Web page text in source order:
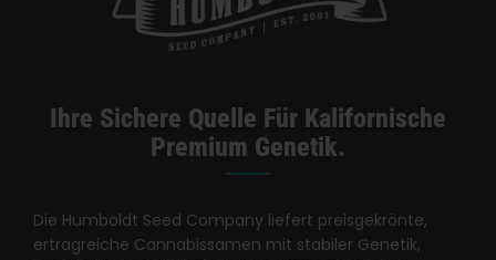
Ihre Sichere Quelle Für Kalifornische
Premium Genetik.
Die Humboldt Seed Company liefert preisgekrönte,
ertragreiche Cannabissamen mit stabiler Genetik,